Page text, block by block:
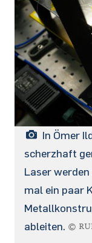
In Ömer
scherzhaft
Laser
mal ein paar
ableiten. ©